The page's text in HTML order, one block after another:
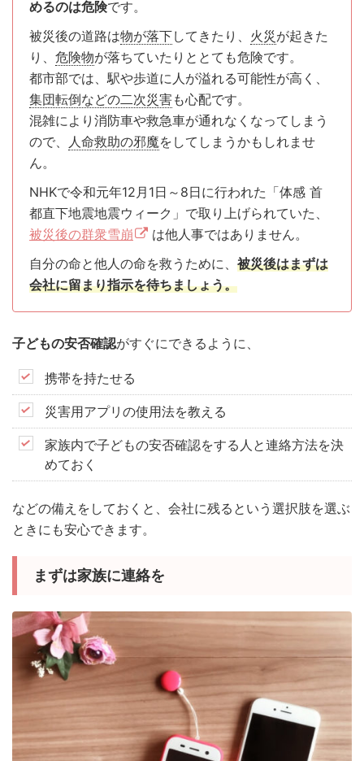
めるのは危険です。
被災後の道路は物が落下してきたり、 火災 が起きた
り、 危険物が落ちていたりととても危険です。
都市部では、駅や歩道に人が溢れる可能性が高く、
集団転倒などの二次災害も心配です。
混雑により消防車や救急車が通れなくなってしまう
ので、
人命救助の邪魔をしてしまうかもしれませ
ん。
NHKで令和元年12月1日～8日に行われた「体感 首
都直下地震地震ウィーク」で取り上げられていた、
被災後の群衆雪崩
は他人事ではありません。
自分の命と他人の命を救うために、 被災後はまずは
会社に留まり指示を待ちましょう。
子どもの安否確認がすぐにできるように、
携帯を持たせる
災害用アプリの使用法を教える
家族内で子どもの安否確認をする人と連絡方法を決
めておく
などの備えをしておくと、会社に残るという選択肢を選ぶ
ときにも安心できます。
まずは家族に連絡を